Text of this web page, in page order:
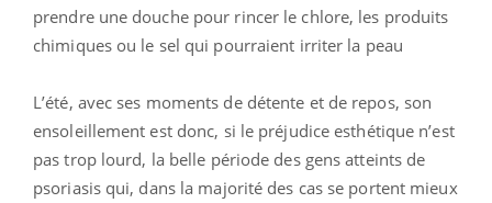
prendre une douche pour rincer le chlore, les produits
chimiques ou le sel qui pourraient irriter la peau
L’été, avec ses moments de détente et de repos, son
ensoleillement est donc, si le préjudice esthétique n’est
pas trop lourd, la belle période des gens atteints de
psoriasis qui, dans la majorité des cas se portent mieux